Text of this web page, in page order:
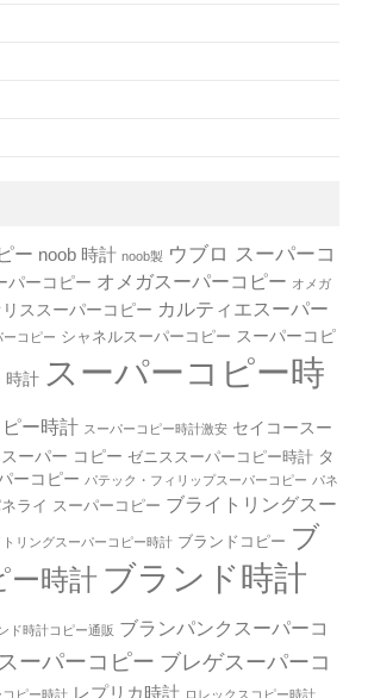
ー noob 時計 noob製 ウブロ スーパーコ
パーコピー オメガスーパーコピー オメガ
リススーパーコピー カルティエスーパー
ーコピー シャネルスーパーコピー スーパーコピ
時計 スーパーコピー時
ー時計 スーパーコピー時計激安 セイコースー
ーパー コピー ゼニススーパーコピー時計 タ
ーコピー パテック・フィリップスーパーコピー パネ
ライ スーパーコピー ブライトリングスー
トリングスーパーコピー時計 ブランドコピー ブ
ー時計 ブランド時計
ド時計コピー通販 ブランパンクスーパーコ
ーパーコピー ブレゲスーパーコ
ピー時計 レプリカ時計 ロレックスコピー時計